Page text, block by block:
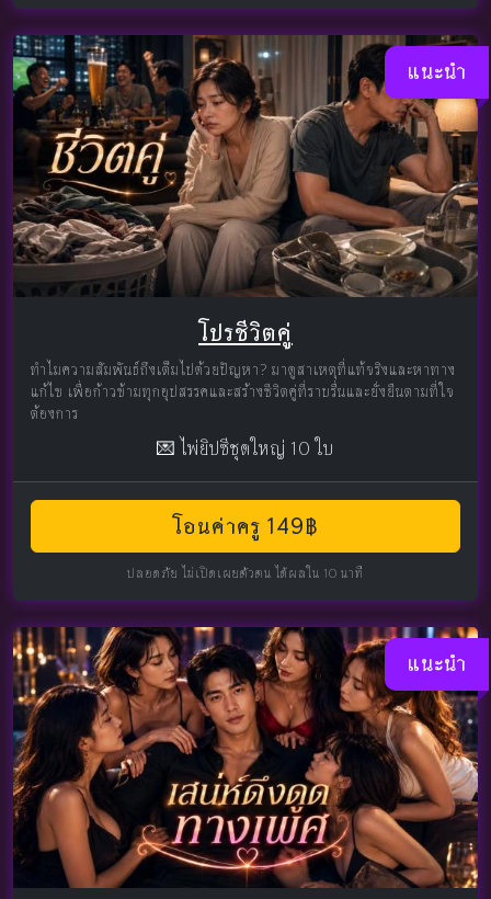
แนะนำ
โปรชีวิตคู่
ทำไมความสัมพันธ์ถึงเต็มไปด้วยปัญหา? มาดูสาเหตุที่แท้จริงและหาทาง
แก้ไข เพื่อก้าวข้ามทุกอุปสรรคและสร้างชีวิตคู่ที่ราบรื่นและยั่งยืนตามที่ใจ
ต้องการ
💌 ไพ่ยิปซีชุดใหญ่ 10 ใบ
โอนค่าครู 149฿
ปลอดภัย ไม่เปิดเผยตัวตน ได้ผลใน 10 นาที
แนะนำ